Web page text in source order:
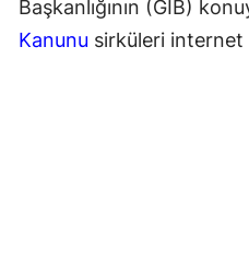
Başkanlığının (GİB)
Kanunu sirküleri internet